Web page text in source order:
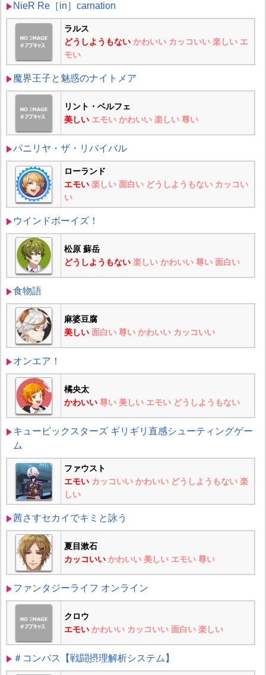
NieR Re［in］carnation
ラルス
どうしようもない かわいい カッコいい 楽しい エ
モい
魔界王子と魅惑のナイトメア
リント・ベルフェ
美しい エモい かわいい 楽しい 尊い
パニリヤ・ザ・リバイバル
ローランド
エモい 楽しい 面白い どうしようもない カッコい
い
ウインドボーイズ！
松原 蘇岳
どうしようもない 楽しい かわいい 尊い 面白い
食物語
麻婆豆腐
美しい 面白い 尊い かわいい カッコいい
オンエア！
橘央太
かわいい 尊い 美しい エモい どうしようもない
キュービックスターズ ギリギリ直感シューティングゲー
ム
ファウスト
エモい カッコいい かわいい どうしようもない 楽
しい
茜さすセカイでキミと詠う
夏目漱石
カッコいい かわいい 美しい エモい 尊い
ファンタジーライフ オンライン
クロウ
エモい かわいい カッコいい 面白い 楽しい
＃コンパス【戦闘摂理解析システム】